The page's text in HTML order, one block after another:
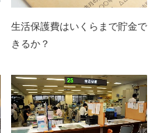
生活保護費はいくらまで貯金で
きるか？